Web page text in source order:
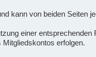
kann von beiden Seiten
einer
erfolgen.